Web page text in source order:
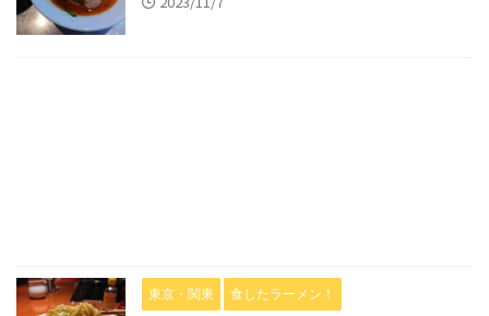
東京・関東 食したラーメン！